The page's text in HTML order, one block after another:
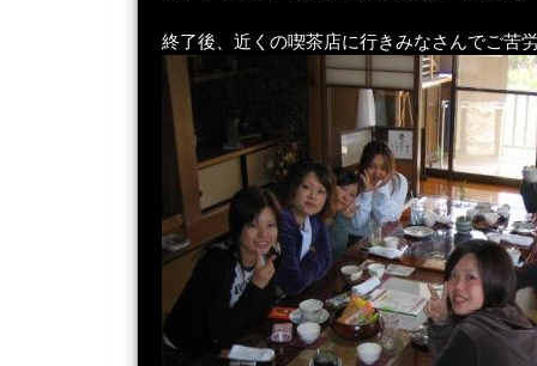
終了後、近くの喫茶店に行きみなさんでご苦